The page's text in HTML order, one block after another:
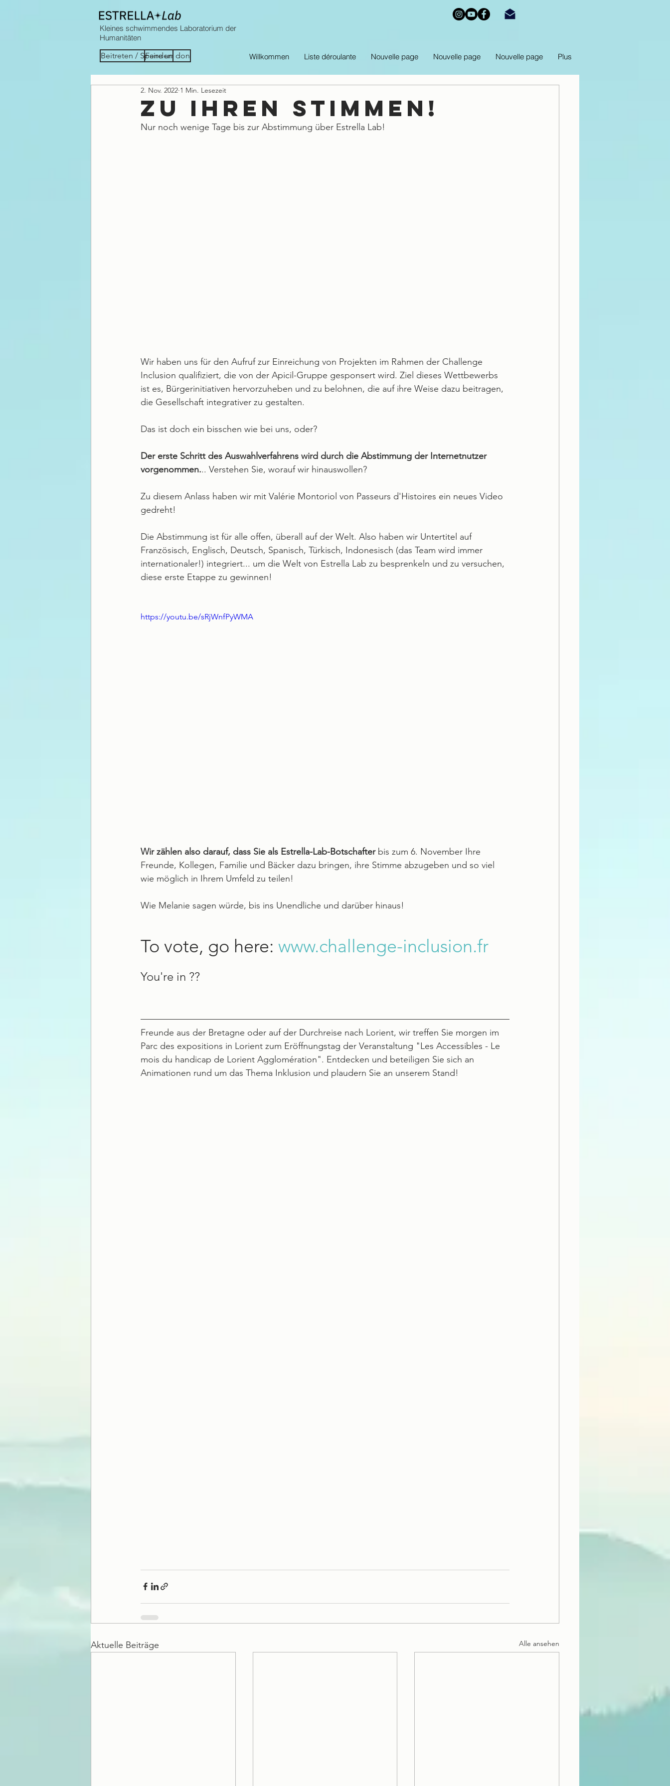
Kleines schwimmendes Laboratorium der
Humanitäten
Beitreten / Spenden
Faire un don Willkommen Liste déroulante Nouvelle page Nouvelle page Nouvelle page Plus
ZU IHREN STIMMEN!
2. Nov. 2022 1 Min. Lesezeit
Nur noch wenige Tage bis zur Abstimmung über Estrella Lab!
Wir haben uns für den Aufruf zur Einreichung von Projekten im Rahmen der Challenge
Inclusion qualifiziert, die von der Apicil-Gruppe gesponsert wird. Ziel dieses Wettbewerbs
ist es, Bürgerinitiativen hervorzuheben und zu belohnen, die auf ihre Weise dazu beitragen,
die Gesellschaft integrativer zu gestalten.
Das ist doch ein bisschen wie bei uns, oder?
Der erste Schritt des Auswahlverfahrens wird durch die Abstimmung der Internetnutzer
vorgenommen... Verstehen Sie, worauf wir hinauswollen?
Zu diesem Anlass haben wir mit Valérie Montoriol von Passeurs d'Histoires ein neues Video
gedreht!
Die Abstimmung ist für alle offen, überall auf der Welt. Also haben wir Untertitel auf
Französisch, Englisch, Deutsch, Spanisch, Türkisch, Indonesisch (das Team wird immer
internationaler!) integriert... um die Welt von Estrella Lab zu besprenkeln und zu versuchen,
diese erste Etappe zu gewinnen!
https://youtu.be/sRjWnfPyWMA
Wir zählen also darauf, dass Sie als Estrella-Lab-Botschafter bis zum 6. November Ihre
Freunde, Kollegen, Familie und Bäcker dazu bringen, ihre Stimme abzugeben und so viel
wie möglich in Ihrem Umfeld zu teilen!
Wie Melanie sagen würde, bis ins Unendliche und darüber hinaus!
To vote, go here: www.challenge-inclusion.fr
You're in ??
Freunde aus der Bretagne oder auf der Durchreise nach Lorient, wir treffen Sie morgen im
Parc des expositions in Lorient zum Eröffnungstag der Veranstaltung "Les Accessibles - Le
mois du handicap de Lorient Agglomération". Entdecken und beteiligen Sie sich an
Animationen rund um das Thema Inklusion und plaudern Sie an unserem Stand!
Aktuelle Beiträge Alle ansehen